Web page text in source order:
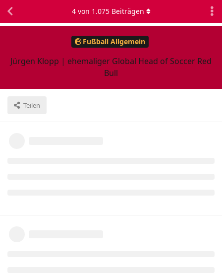
Fußball Allgemein
Jürgen Klopp | ehemaliger Global Head of Soccer Red
Bull
Teilen
4von 1.075Beiträgen